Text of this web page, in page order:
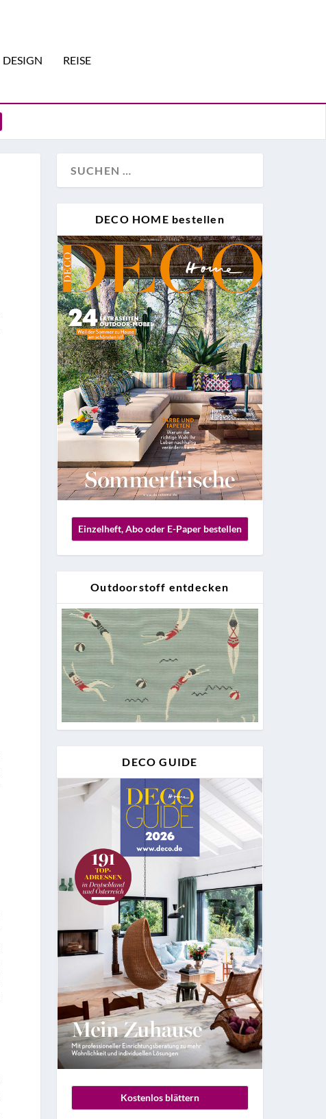
DESIGN REISE
DECO HOME bestellen
Einzelheft, Abo oder E-Paper bestellen
Outdoorstoff entdecken
DECO GUIDE
Kostenlos blättern